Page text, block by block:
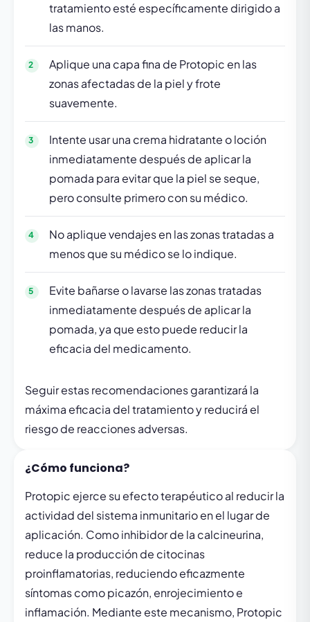
tratamiento esté específicamente dirigido a
las manos.
Aplique una capa fina de Protopic en las
zonas afectadas de la piel y frote
suavemente.
Intente usar una crema hidratante o loción
inmediatamente después de aplicar la
pomada para evitar que la piel se seque,
pero consulte primero con su médico.
No aplique vendajes en las zonas tratadas a
menos que su médico se lo indique.
Evite bañarse o lavarse las zonas tratadas
inmediatamente después de aplicar la
pomada, ya que esto puede reducir la
eficacia del medicamento.
Seguir estas recomendaciones garantizará la
máxima eficacia del tratamiento y reducirá el
riesgo de reacciones adversas.
¿Cómo funciona?
Protopic ejerce su efecto terapéutico al reducir la
actividad del sistema inmunitario en el lugar de
aplicación. Como inhibidor de la calcineurina,
reduce la producción de citocinas
proinflamatorias, reduciendo eficazmente
síntomas como picazón, enrojecimiento e
inflamación. Mediante este mecanismo, Protopic